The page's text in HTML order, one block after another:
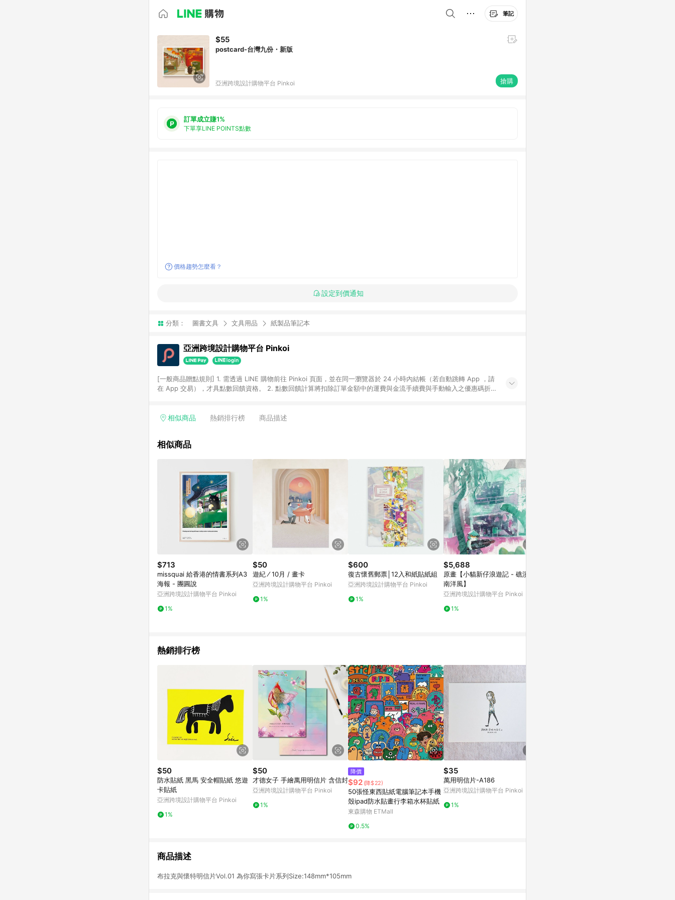
筆記
$55
postcard-台灣九份・新版
亞洲跨境設計購物平台 Pinkoi 搶購
訂單成立賺1%
下單享LINE POINTS點數
價格趨勢怎麼看？
設定到價通知
分類： 圖書文具 文具用品 紙製品筆記本
亞洲跨境設計購物平台 Pinkoi
[一般商品贈點規則] 1. 需透過 LINE 購物前往 Pinkoi 頁面，並在同一瀏覽器於 24 小時內結帳（若自動跳轉 App ，請
在 App 交易），才具點數回饋資格。 2. 點數回饋計算將扣除訂單金額中的運費與金流手續費與手動輸入之優惠碼折
格，部分退款不在此限。 6. APP 請更新至Android v4.6.0 / iOS v4.1.5 以上才具贈點資格。 7. 點數將於出貨後 45 天
使用規則請以點數紅包活動說明為準。 11. 若於 LINE 購物前往 Pinkoi 頁面後才首次下載 Pinkoi APP 並完成訂單，不
相似商品 熱銷排行榜 商品描述
相似商品
$713
missquai 給香港的情書系列A3
海報 - 團圓說
亞洲跨境設計購物平台 Pinkoi
1%
$50
遊紀 ⁄ 10月 / 畫卡
亞洲跨境設計購物平台 Pinkoi
1%
$600
復古懷舊郵票│12入和紙貼紙組
亞洲跨境設計購物平台 Pinkoi
1%
$5,688
原畫【小貓新仔浪遊記 - 礁溪的
南洋風】
亞洲跨境設計購物平台 Pinkoi
1%
熱銷排行榜
$50
防水貼紙 黑馬 安全帽貼紙 悠遊
卡貼紙
亞洲跨境設計購物平台 Pinkoi
1%
$50
才德女子 手繪萬用明信片 含信封
亞洲跨境設計購物平台 Pinkoi
1%
降價
$92 (降$22)
50張怪東西貼紙電腦筆記本手機
殼ipad防水貼畫行李箱水杯貼紙
東森購物 ETMall
0.5%
$35
萬用明信片-A186
亞洲跨境設計購物平台 Pinkoi
1%
商品描述
布拉克與懷特明信片​Vol.01 為你寫張卡片系列Size:148mm*105mm